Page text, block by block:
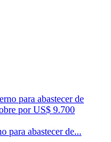
para abastecer de...